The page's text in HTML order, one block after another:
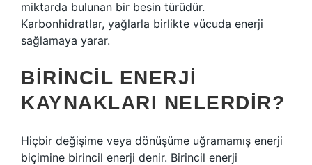
miktarda bulunan bir besin türüdür.
Karbonhidratlar, yağlarla birlikte vücuda enerji
sağlamaya yarar.
BIRINCIL ENERJI
KAYNAKLARI NELERDIR?
Hiçbir değişime veya dönüşüme uğramamış enerji
biçimine birincil enerji denir. Birincil enerji